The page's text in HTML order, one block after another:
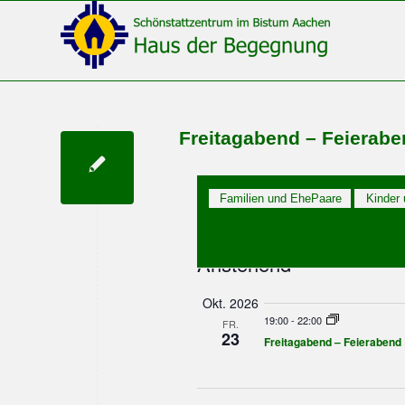
Freitagabend –
Familien und EhePaare Kinder
Suche
Ansichten,
Navigation
Navigation
Anstehend
auswählen.
Okt. 2026
FR.
23
19:00- 22:00
Freitagabend – Feierabend